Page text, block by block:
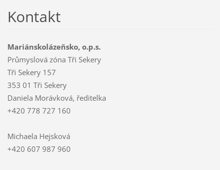
Kontakt
Mariánskolázeňsko, o.p.s.
Průmyslová zóna Tři Sekery
Tři Sekery 157
353 01 Tři Sekery
Daniela Morávková, ředitelka
+420 778 727 160
Michaela Hejsková
+420 607 987 960